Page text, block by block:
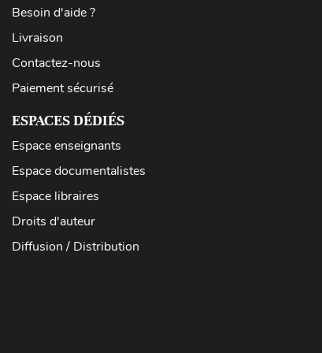
Besoin d'aide ?
Livraison
Contactez-nous
Paiement sécurisé
ESPACES DÉDIÉS
Espace enseignants
Espace documentalistes
Espace libraires
Droits d'auteur
Diffusion / Distribution